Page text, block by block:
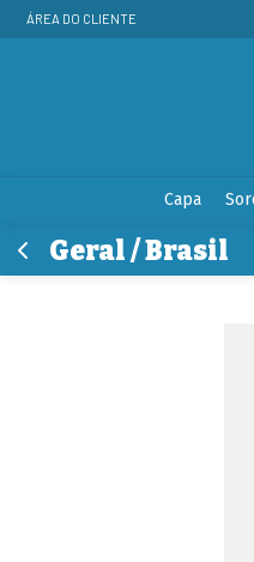
ÁREA DO CLIENTE
Capa
Geral / Brasil